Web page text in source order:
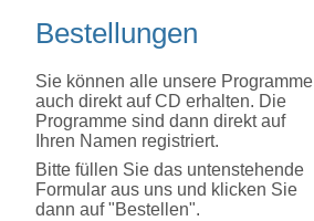
Bestellungen
Sie können alle unsere Programme
auch direkt auf CD erhalten. Die
Programme sind dann direkt auf
Ihren Namen registriert.
Bitte füllen Sie das untenstehende
Formular aus uns und klicken Sie
dann auf "Bestellen".